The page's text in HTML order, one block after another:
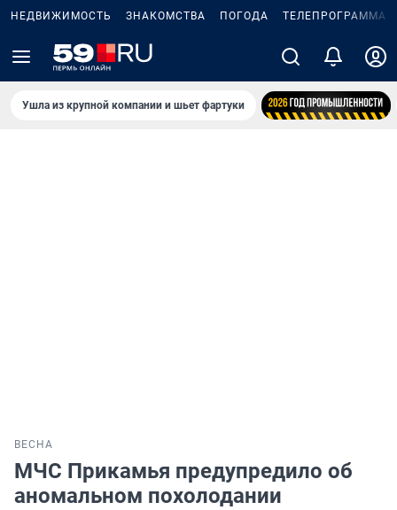
НЕДВИЖИМОСТЬ ЗНАКОМСТВА ПОГОДА ТЕЛЕПРОГРАММА
Ушла из крупной компании и шьет фартуки
ВЕСНА
МЧС Прикамья предупредило об
аномальном похолодании